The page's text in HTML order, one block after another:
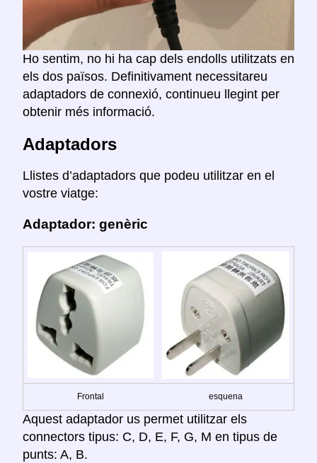
Ho sentim, no hi ha cap dels endolls utilitzats en
els dos països. Definitivament necessitareu
adaptadors de connexió, continueu llegint per
obtenir més informació.
Adaptadors
Llistes d’adaptadors que podeu utilitzar en el
vostre viatge:
Adaptador: genèric
Frontal esquena
Aquest adaptador us permet utilitzar els
connectors tipus: C, D, E, F, G, M en tipus de
punts: A, B.